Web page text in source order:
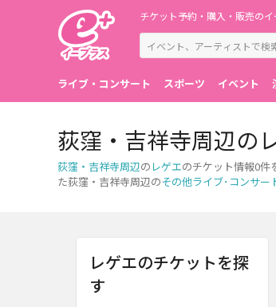
チケット予約・購入・販売のイ
ライブ・コンサート スポーツ イベント
荻窪・吉祥寺周辺の
荻窪・吉祥寺周辺の レゲエのチケット情報0件
た荻窪・吉祥寺周辺のその他ライブ･コンサー
レゲエのチケットを探
す